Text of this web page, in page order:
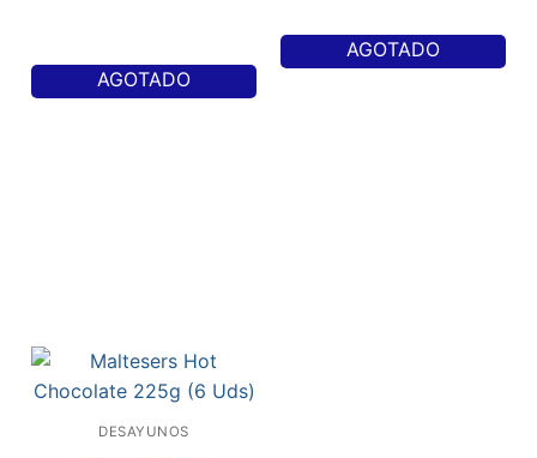
AGOTADO
AGOTADO
DESAYUNOS